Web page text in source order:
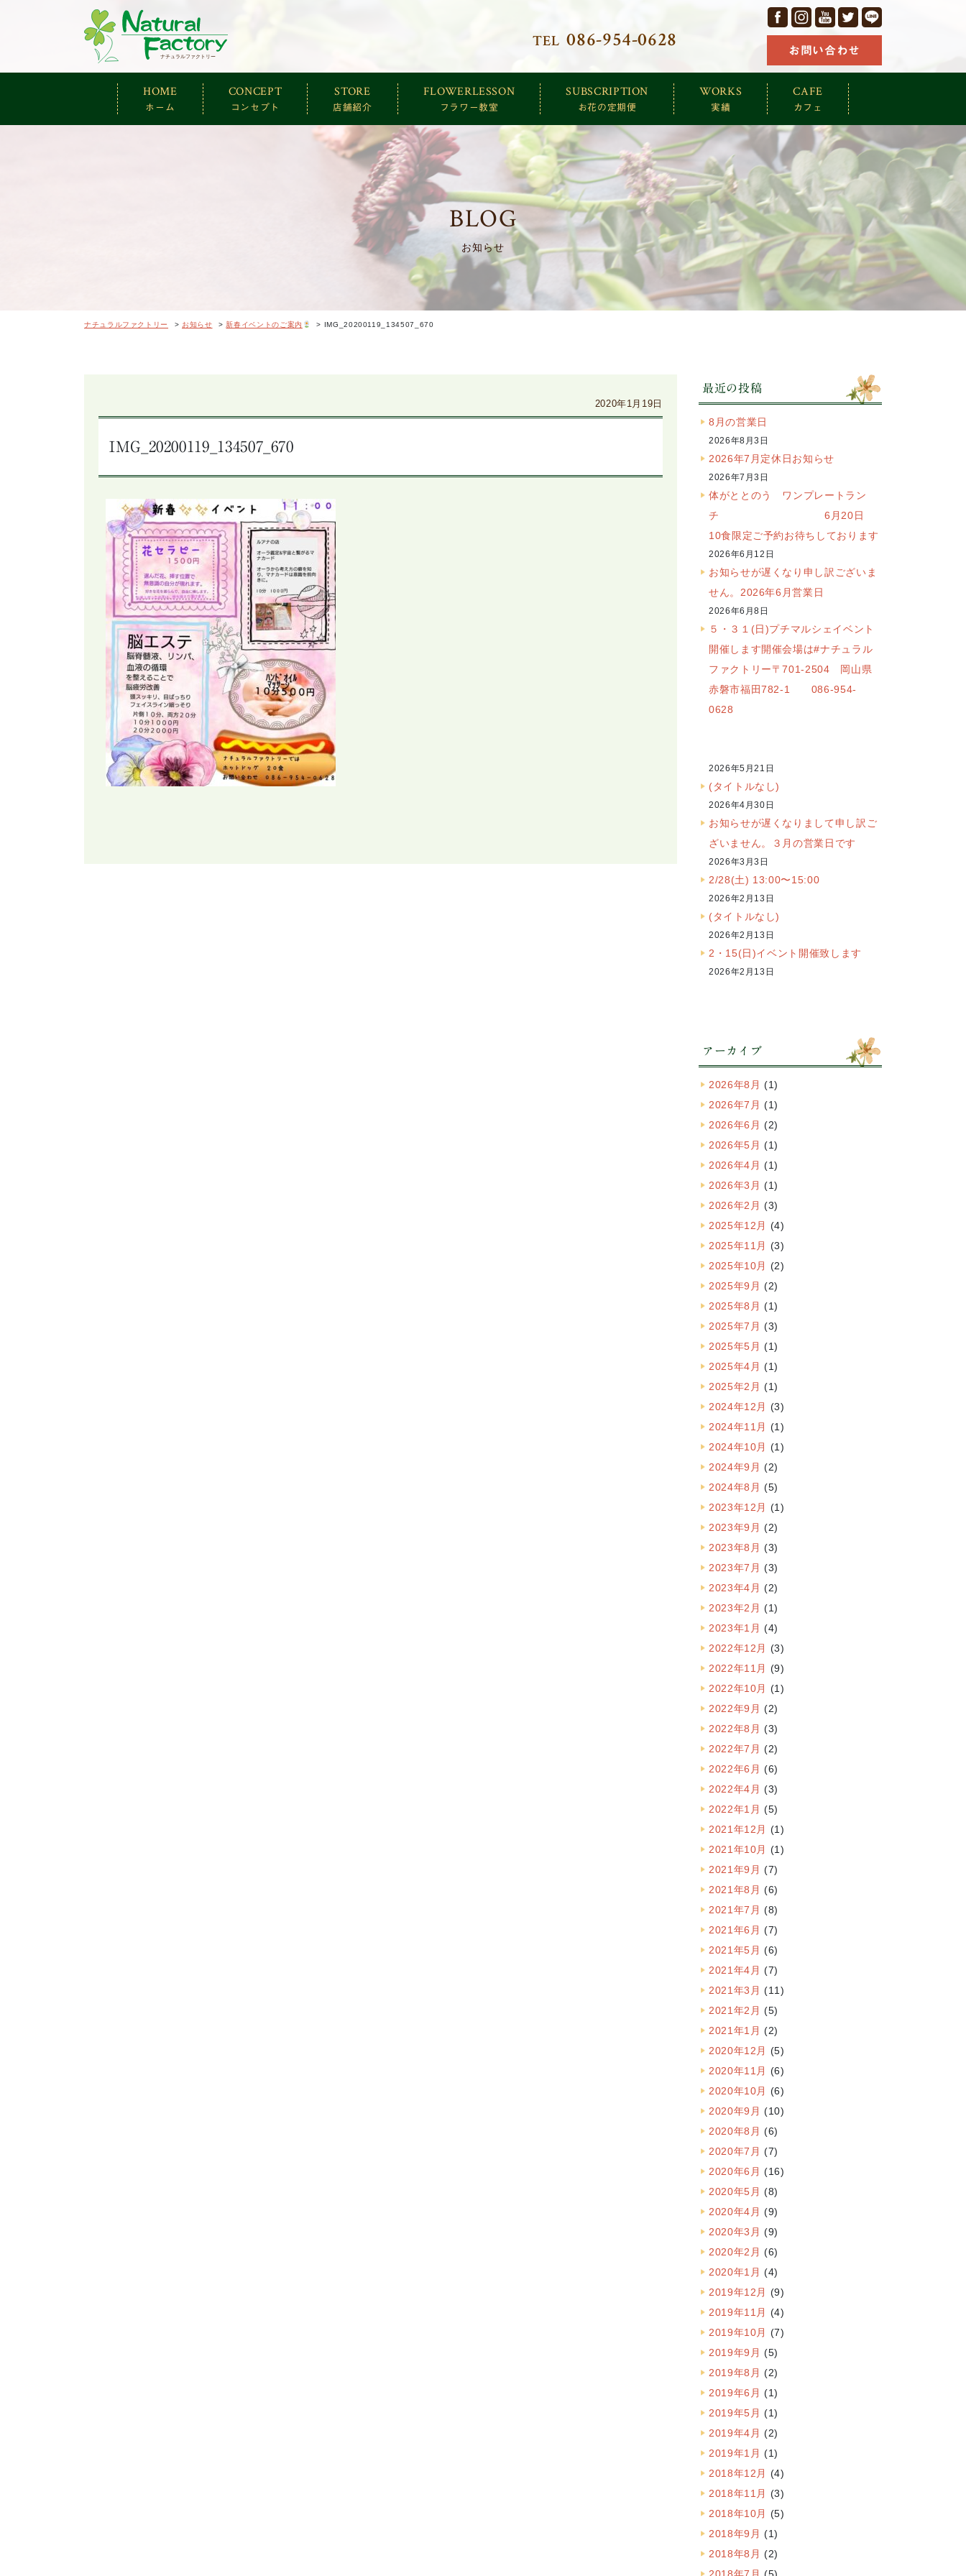
ナチュラルファクトリー
TEL 086-954-0628
facebookInstagram
YouTube
Twitter
お問い合わせ
HOME
ホーム
CONCEPT
コンセプト
STORE
店舗紹介
FLOWERLESSON
フラワー教室
SUBSCRIPTION
お花の定期便
WORKS
実績
CAFE
カフェ
BLOG
お知らせ
ナチュラルファクトリー > お知らせ >新春イベントのご案内 > IMG_20200119_134507_670
2020年1月19日
IMG_20200119_134507_670
最近の投稿
8月の営業日
2026年8月3日
2026年7月定休日お知らせ
2026年7月3日
体がととのう ワンプレートラン
チ 6月20日
10食限定ご予約お待ちしております
2026年6月12日
お知らせが遅くなり申し訳ございま
せん。2026年6月営業日
2026年6月8日
５・３１(日)プチマルシェイベント
開催します開催会場は#ナチュラル
ファクトリー〒701-2504 岡山県
赤磐市福田782-1 086-954-
0628
2026年5月21日
(タイトルなし)
2026年4月30日
お知らせが遅くなりまして申し訳ご
ざいません。３月の営業日です
2026年3月3日
2/28(土) 13:00〜15:00
2026年2月13日
(タイトルなし)
2026年2月13日
2・15(日)イベント開催致します
2026年2月13日
アーカイブ
2026年8月 (1)
2026年7月 (1)
2026年6月 (2)
2026年5月 (1)
2026年4月 (1)
2026年3月 (1)
2026年2月 (3)
2025年12月 (4)
2025年11月 (3)
2025年10月 (2)
2025年9月 (2)
2025年8月 (1)
2025年7月 (3)
2025年5月 (1)
2025年4月 (1)
2025年2月 (1)
2024年12月 (3)
2024年11月 (1)
2024年10月 (1)
2024年9月 (2)
2024年8月 (5)
2023年12月 (1)
2023年9月 (2)
2023年8月 (3)
2023年7月 (3)
2023年4月 (2)
2023年2月 (1)
2023年1月 (4)
2022年12月 (3)
2022年11月 (9)
2022年10月 (1)
2022年9月 (2)
2022年8月 (3)
2022年7月 (2)
2022年6月 (6)
2022年4月 (3)
2022年1月 (5)
2021年12月 (1)
2021年10月 (1)
2021年9月 (7)
2021年8月 (6)
2021年7月 (8)
2021年6月 (7)
2021年5月 (6)
2021年4月 (7)
2021年3月 (11)
2021年2月 (5)
2021年1月 (2)
2020年12月 (5)
2020年11月 (6)
2020年10月 (6)
2020年9月 (10)
2020年8月 (6)
2020年7月 (7)
2020年6月 (16)
2020年5月 (8)
2020年4月 (9)
2020年3月 (9)
2020年2月 (6)
2020年1月 (4)
2019年12月 (9)
2019年11月 (4)
2019年10月 (7)
2019年9月 (5)
2019年8月 (2)
2019年6月 (1)
2019年5月 (1)
2019年4月 (2)
2019年1月 (1)
2018年12月 (4)
2018年11月 (3)
2018年10月 (5)
2018年9月 (1)
2018年8月 (2)